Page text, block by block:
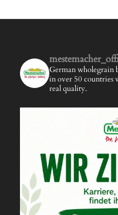
German
in over 50
real quality.